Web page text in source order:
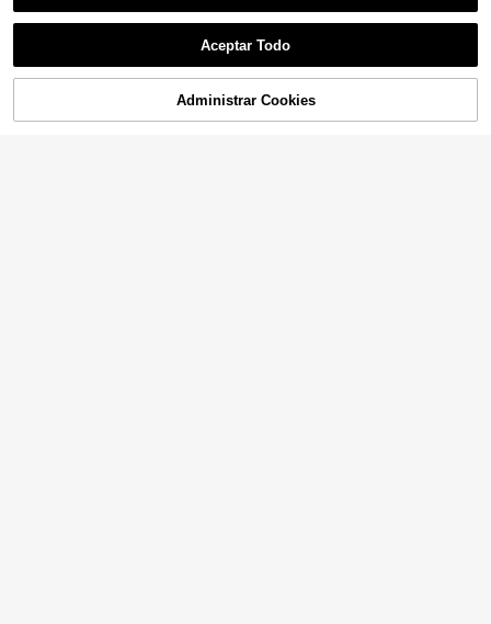
¡51% DE DESCUENTO!
Aceptar Todo
Administrar Cookies